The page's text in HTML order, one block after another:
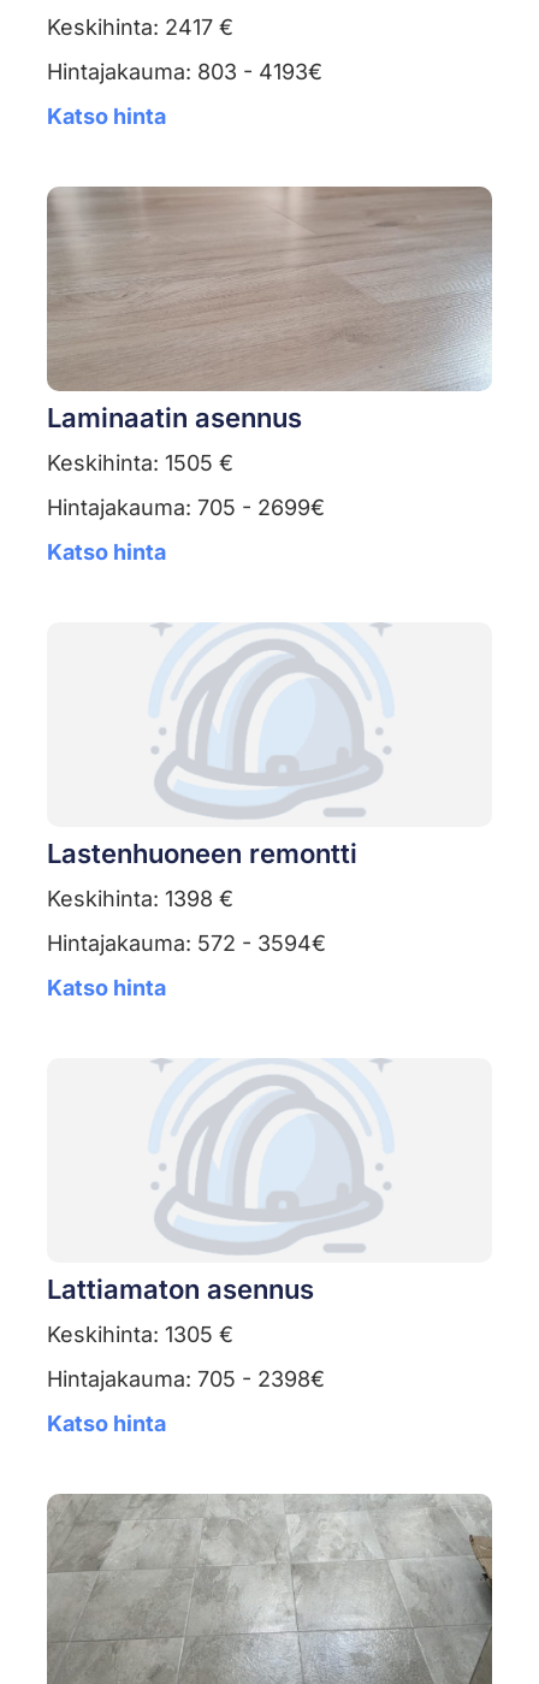
Keskihinta: 2417 €
Hintajakauma: 803 - 4193€
Katso hinta
Laminaatin asennus
Keskihinta: 1505 €
Hintajakauma: 705 - 2699€
Katso hinta
Lastenhuoneen remontti
Keskihinta: 1398 €
Hintajakauma: 572 - 3594€
Katso hinta
Lattiamaton asennus
Keskihinta: 1305 €
Hintajakauma: 705 - 2398€
Katso hinta